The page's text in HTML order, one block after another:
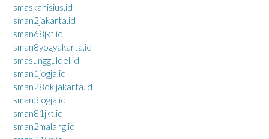
smaskanisius.id
sman2jakarta.id
sman68jkt.id
sman8yogyakarta.id
smasungguldel.id
sman1jogja.id
sman28dkijakarta.id
sman3jogja.id
sman81jkt.id
sman2malang.id